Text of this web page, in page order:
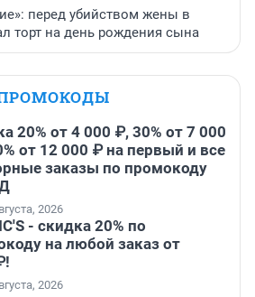
перед убийством жены в
торт на день рождения сына
20% от 4 000 ₽, 30% от 7 000
от 12 000 ₽ на первый и все
заказы по промокоду
2026
- скидка 20% по
на любой заказ от
2026